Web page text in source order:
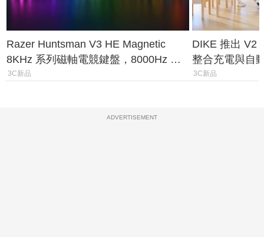
Razer Huntsman V3 HE Magnetic
8KHz 系列磁軸電競鍵盤，8000Hz 輪
詢率、0.1mm 觸發全面升級
3C新品
DIKE 推出 V2
整合充電與自
3C新品
ADVERTISEMENT